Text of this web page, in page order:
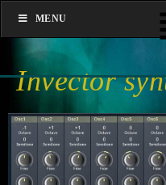
Invector
MENU